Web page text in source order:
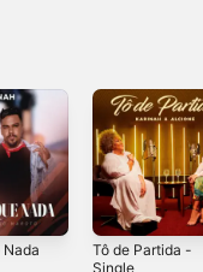
Nada
Tô de Partida -
Single